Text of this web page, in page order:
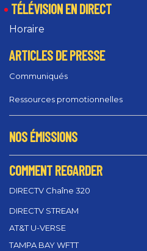
TÉLÉVISION EN DIRECT
Horaire
ARTICLES DE PRESSE
Communiqués
Ressources promotionnelles
NOS ÉMISSIONS
COMMENT REGARDER
DIRECTV Chaîne 320
DIRECTV STREAM
AT&T U-VERSE
TAMPA BAY WFTT